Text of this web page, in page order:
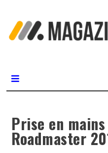
Prise en
Roadmaster